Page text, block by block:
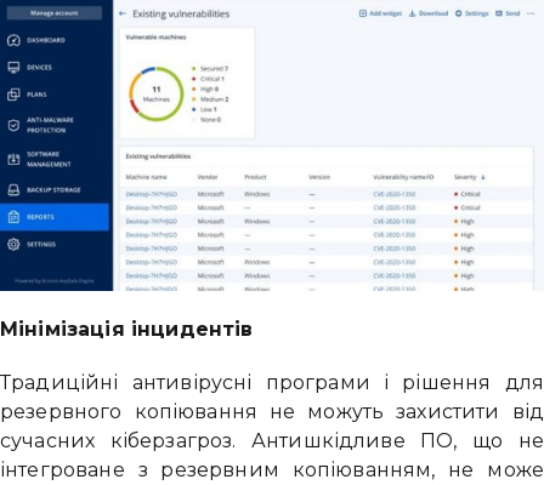
Мінімізація інцидентів
Традиційні антивірусні програми і рішення для
резервного копіювання не можуть захистити від
сучасних кіберзагроз. Антишкідливе ПО, що не
інтегроване з резервним копіюванням, не може